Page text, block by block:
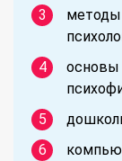
методы
основы